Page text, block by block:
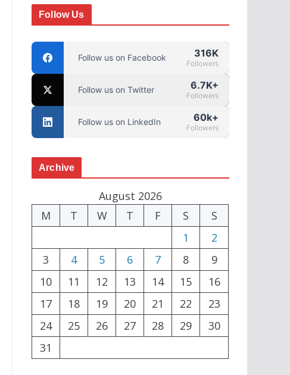
Follow Us
Follow us on Facebook 316K
Followers
Follow us on Twitter 6.7K+
Followers
Follow us on LinkedIn 60k+
Followers
Archive
August 2026
M
T W T F S
S
1
2
3
4 5 6 7 8
9
10
11 12 13 14 15
16
17
18 19 20 21 22
23
24
25 26 27 28 29
30
31